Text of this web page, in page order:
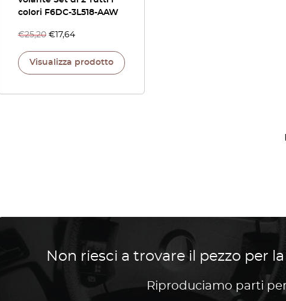
colori F6DC-3L518-AAW
€25,20 € 17,64
Visualizza prodotto
Non riesci a trovare il pezzo per
Riproduciamo parti